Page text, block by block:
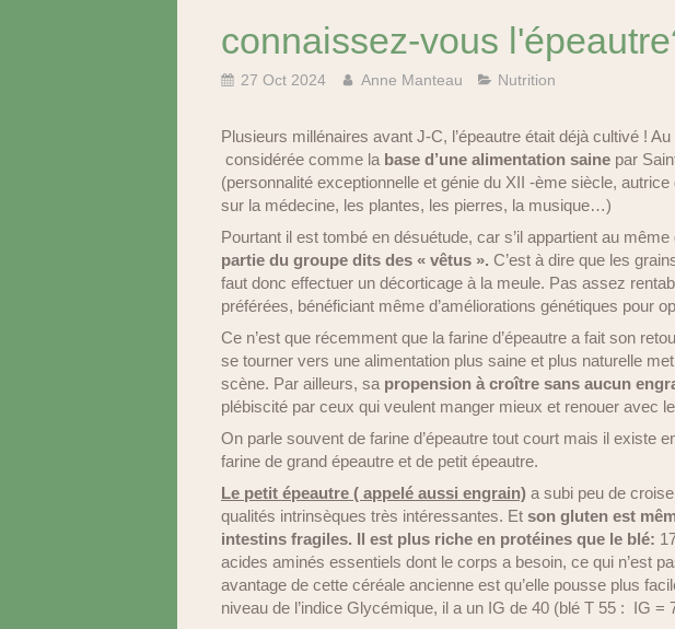
connaissez-vous
27 Oct 2024 Anne Manteau Nutrition
Plusieurs millénaires avant J-C, l’épeautre était déjà cultivé !
considérée comme la base d’une alimentation saine par
(personnalité exceptionnelle et génie du XII -ème siècle,
sur la médecine, les plantes, les pierres, la musique…)
Pourtant il est tombé en désuétude, car s’il appartient au
partie du groupe dits des « vêtus ». C’est à dire que les
faut donc effectuer un décorticage à la meule. Pas assez
préférées, bénéficiant même d’améliorations génétiques pour
Ce n’est que récemment que la farine d’épeautre a fait son
se tourner vers une alimentation plus saine et plus naturelle
scène. Par ailleurs, sa propension à croître sans aucun
plébiscité par ceux qui veulent manger mieux et renouer avec
On parle souvent de farine d’épeautre tout court mais il existe
farine de grand épeautre et de petit épeautre.
Le petit épeautre ( appelé aussi engrain) a subi peu de
qualités intrinsèques très intéressantes. Et son gluten est
intestins fragiles. Il est plus riche en protéines que le blé:
acides aminés essentiels dont le corps a besoin, ce qui n’est
avantage de cette céréale ancienne est qu’elle pousse plus
niveau de l’indice Glycémique, il a un IG de 40 (blé T 55 : IG =